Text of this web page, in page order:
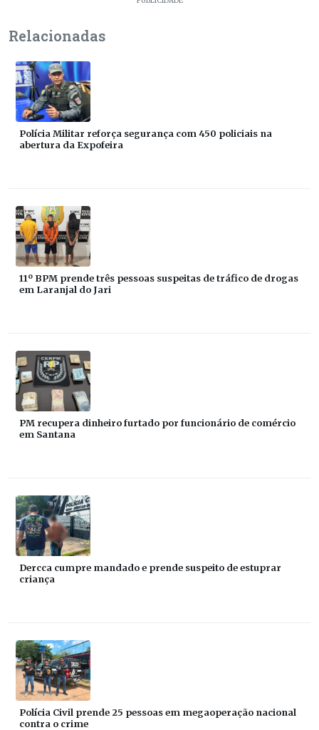
Relacionadas
Polícia Militar reforça segurança com 450 policiais na
abertura da Expofeira
11º BPM prende três pessoas suspeitas de tráfico de drogas
em Laranjal do Jari
PM recupera dinheiro furtado por funcionário de comércio
em Santana
Dercca cumpre mandado e prende suspeito de estuprar
criança
Polícia Civil prende 25 pessoas em megaoperação nacional
contra o crime